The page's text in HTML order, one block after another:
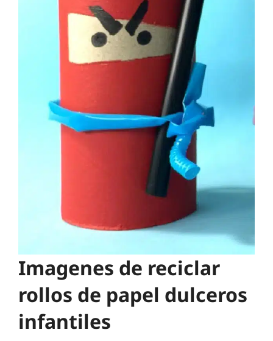
Imagenes de reciclar
rollos de papel dulceros
infantiles